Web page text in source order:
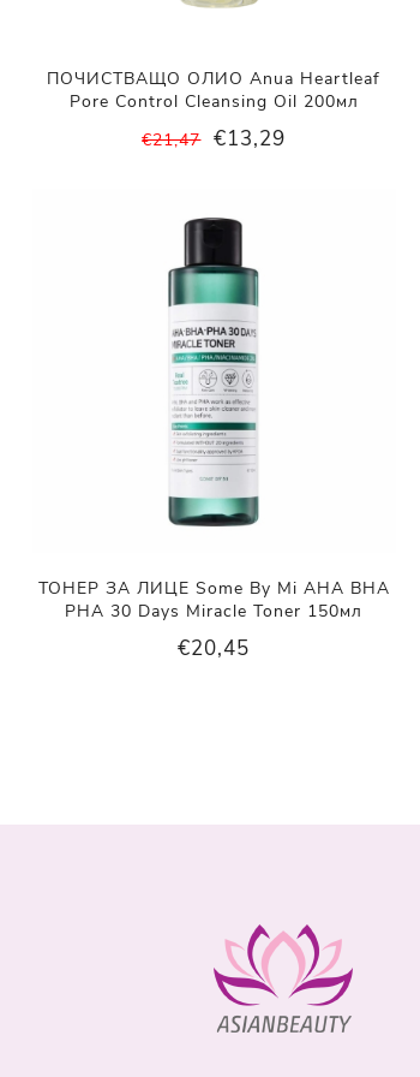
ПОЧИСТВАЩО ОЛИО Anua Heartleaf
Pore Control Cleansing Oil 200мл
€21,47 €13,29
ТОНЕР ЗА ЛИЦЕ Some By Mi AHA BHA
PHA 30 Days Miracle Toner 150мл
€20,45